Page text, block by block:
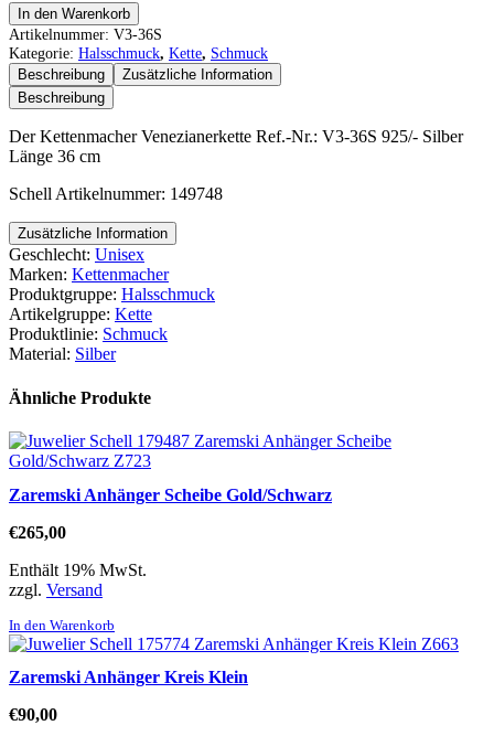
Der
Kettenmacher
Venezianerkette
Menge
In den Warenkorb
Artikelnummer: V3-36S
Kategorie: Halsschmuck, Kette, Schmuck
Beschreibung
Zusätzliche Information
Beschreibung
Der Kettenmacher Venezianerkette Ref.-Nr.: V3-36S 925/- Silber
Länge 36 cm
Schell Artikelnummer: 149748
Zusätzliche Information
Geschlecht: Unisex
Marken: Kettenmacher
Produktgruppe: Halsschmuck
Artikelgruppe: Kette
Produktlinie: Schmuck
Material: Silber
Ähnliche Produkte
Zaremski Anhänger Scheibe Gold/Schwarz
€265,00
Enthält 19% MwSt.
zzgl. Versand
In den Warenkorb
Zaremski Anhänger Kreis Klein
€90,00